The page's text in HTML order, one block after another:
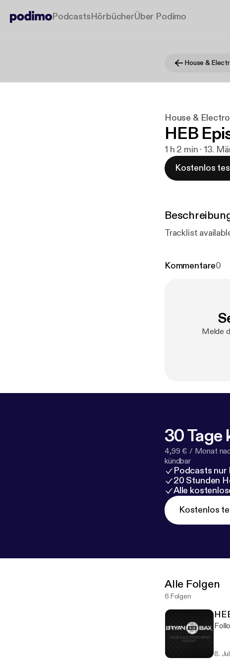
PodcastsHörbücherÜber Podimo
House &
House &
HEB
1 h 2 min · 13.
Kostenlos
Kommentare0
Melde
30 Tage
4,99 € / Monat
kündbar
Podcasts nur
20 Stunden
Alle
Kostenlos
Alle Folgen
6 Folgen
8.